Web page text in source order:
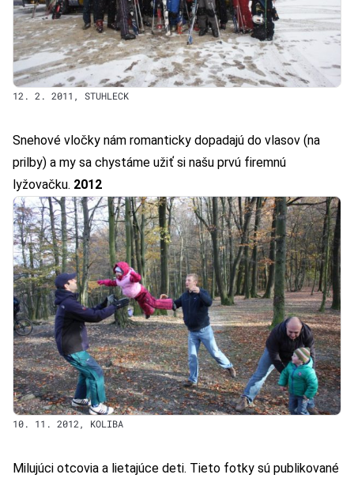
12. 2. 2011, STUHLECK
Snehové vločky nám romanticky dopadajú do vlasov (na
prilby) a my sa chystáme užiť si našu prvú firemnú
lyžovačku. 2012
10. 11. 2012, KOLIBA
Milujúci otcovia a lietajúce deti. Tieto fotky sú publikované